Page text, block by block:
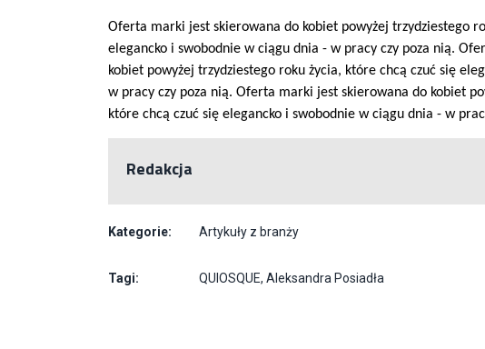
Oferta marki jest skierowana do kobiet powyżej trzydziestego
elegancko i swobodnie w ciągu dnia - w pracy czy poza nią.
kobiet powyżej trzydziestego roku życia, które chcą czuć się
w pracy czy poza nią. Oferta marki jest skierowana do kobiet
które chcą czuć się elegancko i swobodnie w ciągu dnia - w
Redakcja
Kategorie: Artykuły z branży
Tagi: QUIOSQUE, Aleksandra Posiadła